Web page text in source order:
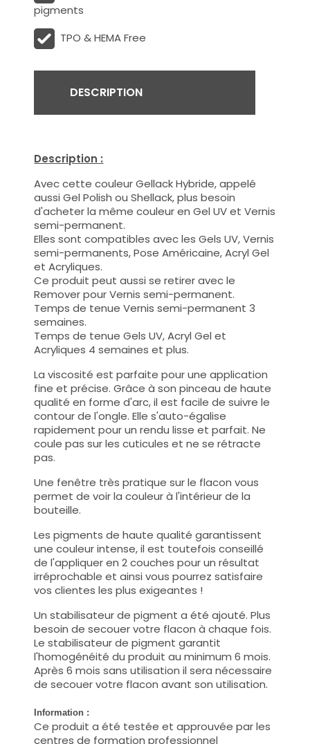
pigments
TPO & HEMA Free
DESCRIPTION
Description :
Avec cette couleur Gellack Hybride, appelé
aussi Gel Polish ou Shellack, plus besoin
d'acheter la même couleur en Gel UV et Vernis
semi-permanent.
Elles sont compatibles avec les Gels UV, Vernis
semi-permanents, Pose Américaine, Acryl Gel
et Acryliques.
Ce produit peut aussi se retirer avec le
Remover pour Vernis semi-permanent.
Temps de tenue Vernis semi-permanent 3
semaines.
Temps de tenue Gels UV, Acryl Gel et
Acryliques 4 semaines et plus.
La viscosité est parfaite pour une application
fine et précise. Grâce à son pinceau de haute
qualité en forme d'arc, il est facile de suivre le
contour de l'ongle. Elle s'auto-égalise
rapidement pour un rendu lisse et parfait. Ne
coule pas sur les cuticules et ne se rétracte
pas.
Une fenêtre très pratique sur le flacon vous
permet de voir la couleur à l'intérieur de la
bouteille.
Les pigments de haute qualité garantissent
une couleur intense, il est toutefois conseillé
de l'appliquer en 2 couches pour un résultat
irréprochable et ainsi vous pourrez satisfaire
vos clientes les plus exigeantes !
Un stabilisateur de pigment a été ajouté. Plus
besoin de secouer votre flacon à chaque fois.
Le stabilisateur de pigment garantit
l'homogénéité du produit au minimum 6 mois.
Après 6 mois sans utilisation il sera nécessaire
de secouer votre flacon avant son utilisation.
Information :
Ce produit a été testée et approuvée par les
centres de formation professionnel